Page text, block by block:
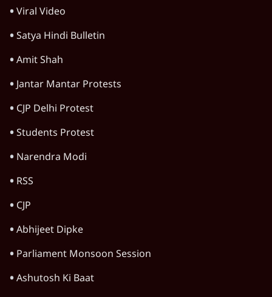
Viral Video
Satya Hindi Bulletin
Amit Shah
Jantar Mantar Protests
CJP Delhi Protest
Students Protest
Narendra Modi
RSS
CJP
Abhijeet Dipke
Parliament Monsoon Session
Ashutosh Ki Baat